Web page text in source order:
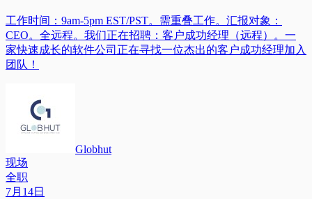
工作时间：9am-5pm EST/PST。需重叠工作。汇报对象：
CEO。全远程。我们正在招聘：客户成功经理（远程）。一
家快速成长的软件公司正在寻找一位杰出的客户成功经理加入
团队！
Globhut
现场
全职
7月14日